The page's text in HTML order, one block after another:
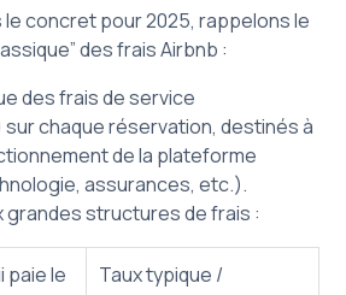
le concret pour 2025, rappelons le
des frais Airbnb :
des frais de service
chaque réservation, destinés à
de la plateforme
assurances, etc.).
grandes structures de frais :
paie le
Taux typique /